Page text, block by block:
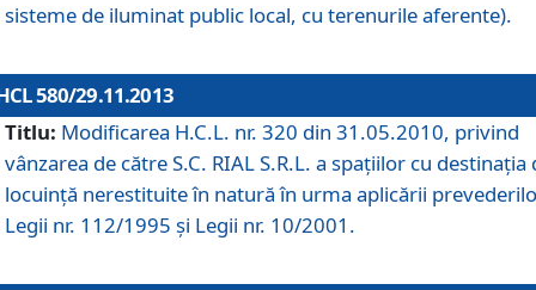
sisteme de iluminat public local, cu terenurile aferente).
580/29.11.2013
Titlu: Modificarea H.C.L. nr. 320 din 31.05.2010, privind
vânzarea de către S.C. RIAL S.R.L. a spaţiilor cu destinaţia
locuinţă nerestituite în natură în urma aplicării
Legii nr. 112/1995 şi Legii nr. 10/2001.